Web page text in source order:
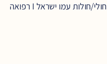
מוקדש לרפואת גוף ונפש של כל חולי/חולות עמו ישראל I רפואה